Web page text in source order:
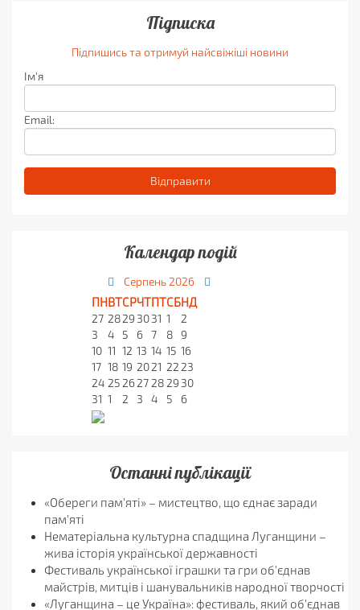
Підписка
Підпишись та отримуй найсвіжіші новини
Ім'я
Email:
Календар подій
Серпень 2026
ПНВТСРЧТПТСБНД
27 2829 3031 1
2
3
4 5 6 7 8 9
10 11 12 13 14 15 16
17 18 19 2021 22 23
24 25 2627 28 29 30
31 1 2 3 4 5 6
Останні публікації
«Обереги пам'яті» – мистецтво, що єднає заради
пам'яті
Нематеріальна культурна спадщина Луганщини –
жива історія української державності
Фестиваль української іграшки та гри об'єднав
майстрів, митців і шанувальників народної творчості
«Луганщина – це Україна»: фестиваль, який об'єднав